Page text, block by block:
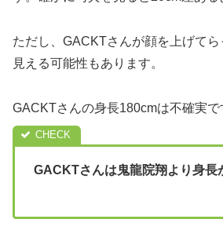
ただし、GACKTさんが顔を上げてら
見える可能性もあります。
GACKTさんの身長180cmは不確実で
GACKTさんは鬼龍院翔より身長